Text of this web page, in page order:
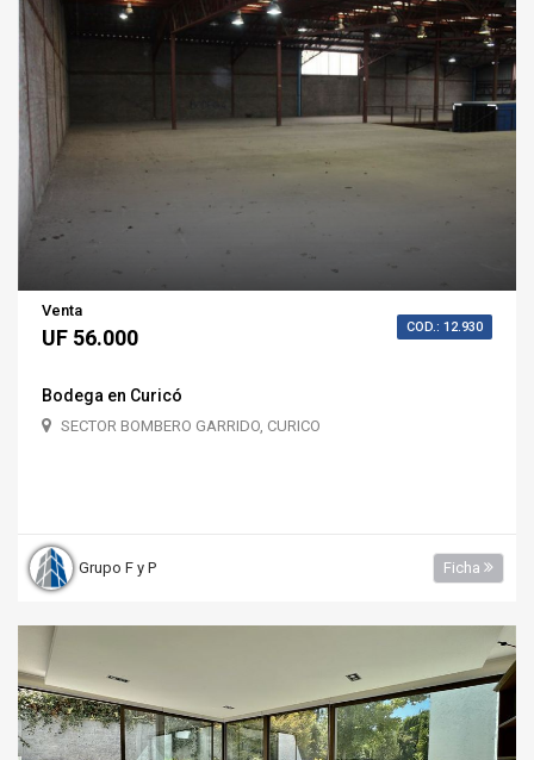
Venta
UF 56.000 COD.: 12.930
Bodega en Curicó
SECTOR BOMBERO GARRIDO, CURICO
Grupo F y P Ficha